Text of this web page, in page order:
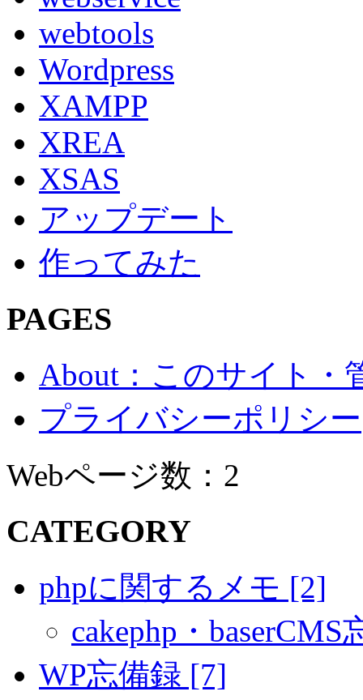
webtools
Wordpress
XAMPP
XREA
XSAS
アップデート
作ってみた
PAGES
About：このサイト・
プライバシーポリシー
Webページ数：2
CATEGORY
phpに関するメモ [2]
cakephp・baserCMS
WP忘備録 [7]